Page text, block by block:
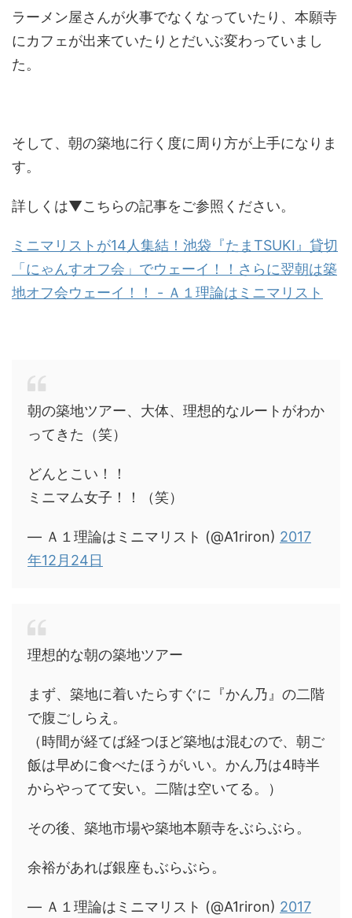
ラーメン屋さんが火事でなくなっていたり、本願寺
にカフェが出来ていたりとだいぶ変わっていまし
た。
そして、朝の築地に行く度に周り方が上手になりま
す。
詳しくは▼こちらの記事をご参照ください。
ミニマリストが14人集結！池袋『たまTSUKI』貸切
「にゃんすオフ会」でウェーイ！！さらに翌朝は築
地オフ会ウェーイ！！ - Ａ１理論はミニマリスト
朝の築地ツアー、大体、理想的なルートがわか
ってきた（笑）
どんとこい！！
ミニマム女子！！（笑）
— Ａ１理論はミニマリスト (@A1riron) 2017
年12月24日
理想的な朝の築地ツアー
まず、築地に着いたらすぐに『かん乃』の二階
で腹ごしらえ。
（時間が経てば経つほど築地は混むので、朝ご
飯は早めに食べたほうがいい。かん乃は4時半
からやってて安い。二階は空いてる。）
その後、築地市場や築地本願寺をぶらぶら。
余裕があれば銀座もぶらぶら。
— Ａ１理論はミニマリスト (@A1riron) 2017